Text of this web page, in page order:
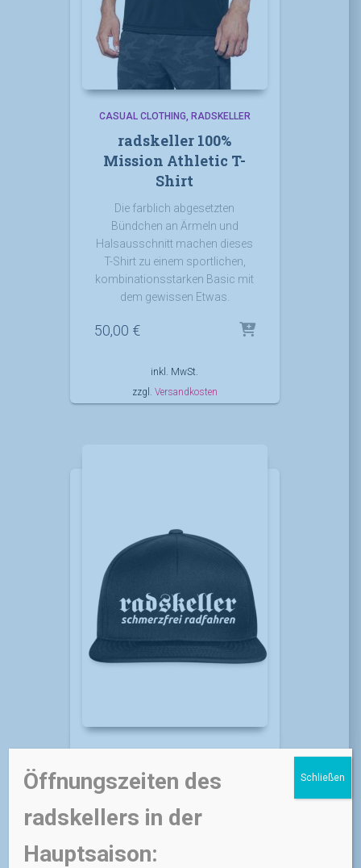
CASUAL CLOTHING RADSKELLER
radskeller 100%
Mission Athletic T-
Shirt
Die farblich abgesetzten
Bündchen an Ärmeln und
Halsausschnitt machen dieses
T-Shirt zu einem sportlichen,
kombinationsstarken Basic mit
dem gewissen Etwas.
50,00 €
inkl. MwSt.
zzgl. Versandkosten
radskeller Snapback
Old School Style nicht nur für
Hip Hop Kids. Dieses aktuelle
Basecap im Retrodesign
Öffnungszeiten des
radskellers in der
Hauptsaison:
Schließen